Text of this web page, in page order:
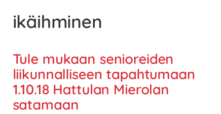
Hengitys
ry
erityisesti
jos
koskettaa
astma,
keuhkoahtaumatauti,uniapnea,
muut
keuhkosairaudet,
ikäihminen
Tule mukaan senioreiden
liikunnalliseen tapahtumaan
1.10.18 Hattulan Mierolan
satamaan